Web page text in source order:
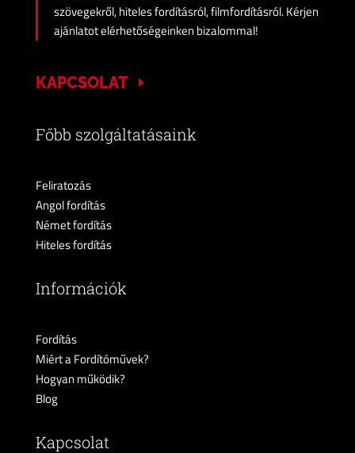
szövegekről, hiteles fordításról, filmfordításról. Kérjen
ajánlatot elérhetőségeinken bizalommal!
KAPCSOLAT
Főbb szolgáltatásaink
Feliratozás
Angol fordítás
Német fordítás
Hiteles fordítás
Információk
Fordítás
Miért a Fordítóművek?
Hogyan működik?
Blog
Kapcsolat